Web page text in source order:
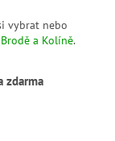
vybrat nebo
a Kolíně.
zdarma